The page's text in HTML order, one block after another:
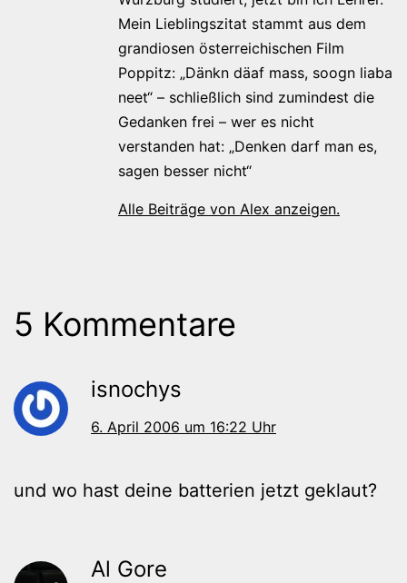
Mein Lieblingszitat stammt aus dem
grandiosen österreichischen Film
Poppitz: „Dänkn däaf mass, soogn liaba
neet“ – schließlich sind zumindest die
Gedanken frei – wer es nicht
verstanden hat: „Denken darf man es,
sagen besser nicht“
Alle Beiträge von Alex anzeigen.
5 Kommentare
isnochys
6. April 2006 um 16:22 Uhr
und wo hast deine batterien jetzt geklaut?
Al Gore